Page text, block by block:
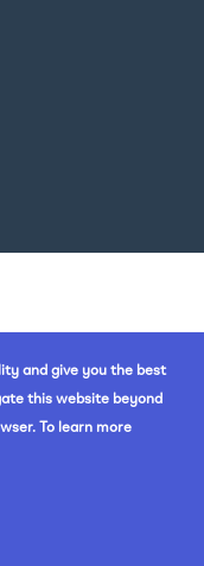
and give you the best
this website beyond
To learn more